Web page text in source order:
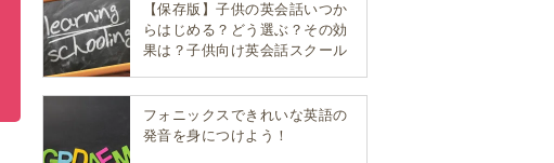
【保存版】子供の英会話いつか
らはじめる？どう選ぶ？その効
果は？子供向け英会話スクール
フォニックスできれいな英語の
発音を身につけよう！